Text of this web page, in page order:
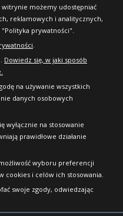
możemy udostępniać
reklamowych i analitycznych,
"Polityka prywatności".
.
Dowiedz się, w jaki sposób
na używanie wszystkich
danych osobowych
wyłącznie na stosowanie
prawidłowe działanie
wyboru preferencji
cookies i celów ich stosowania.
swoje zgody, odwiedzając
Wszelkie